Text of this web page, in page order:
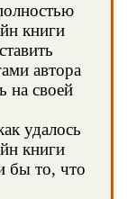
книги
автора
на своей
удалось
книги
бы то, что